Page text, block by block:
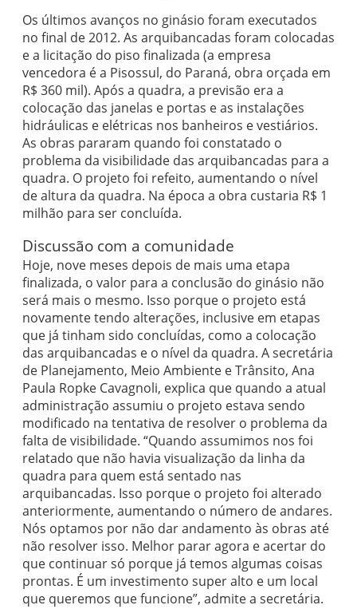
Os últimos avanços no ginásio foram executados
no final de 2012. As arquibancadas foram colocadas
e a licitação do piso finalizada (a empresa
vencedora é a Pisossul, do Paraná, obra orçada em
R$ 360 mil). Após a quadra, a previsão era a
colocação das janelas e portas e as instalações
hidráulicas e elétricas nos banheiros e vestiários.
As obras pararam quando foi constatado o
problema da visibilidade das arquibancadas para a
quadra. O projeto foi refeito, aumentando o nível
de altura da quadra. Na época a obra custaria R$ 1
milhão para ser concluída.
Discussão com a comunidade
Hoje, nove meses depois de mais uma etapa
finalizada, o valor para a conclusão do ginásio não
será mais o mesmo. Isso porque o projeto está
novamente tendo alterações, inclusive em etapas
que já tinham sido concluídas, como a colocação
das arquibancadas e o nível da quadra. A secretária
de Planejamento, Meio Ambiente e Trânsito, Ana
Paula Ropke Cavagnoli, explica que quando a atual
administração assumiu o projeto estava sendo
modificado na tentativa de resolver o problema da
falta de visibilidade. “Quando assumimos nos foi
relatado que não havia visualização da linha da
quadra para quem está sentado nas
arquibancadas. Isso porque o projeto foi alterado
anteriormente, aumentando o número de andares.
Nós optamos por não dar andamento às obras até
não resolver isso. Melhor parar agora e acertar do
que continuar só porque já temos algumas coisas
prontas. É um investimento super alto e um local
que queremos que funcione”, admite a secretária.